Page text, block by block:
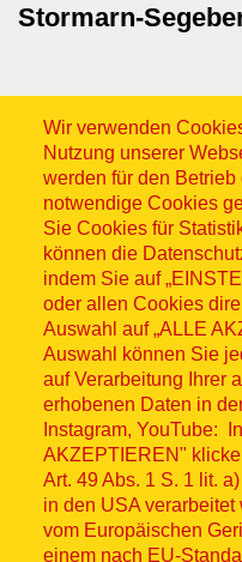
Stormarn-
Wir verwenden
Nutzung unserer
werden für den Betrieb
notwendige Cookies
Sie Cookies für
können die
indem Sie auf
oder allen Cookies
Auswahl auf „ALLE
Auswahl können Sie
auf Verarbeitung Ihrer
erhobenen Daten in
Instagram, YouTube:
AKZEPTIEREN"
Art. 49 Abs. 1 S. 1 lit.
in den USA
vom Europäischen
einem nach EU-
Sitemap
© ASB 2026
Fußzeilenmenü
Impressum
Datenschutz
Kontakt